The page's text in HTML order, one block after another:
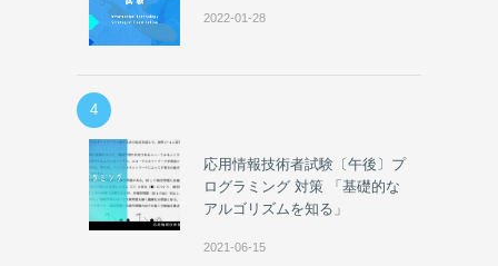
2022-01-28
4
応用情報技術者試験〔午後〕プ
ログラミング 対策 「基礎的な
アルゴリズムを知る」
2021-06-15